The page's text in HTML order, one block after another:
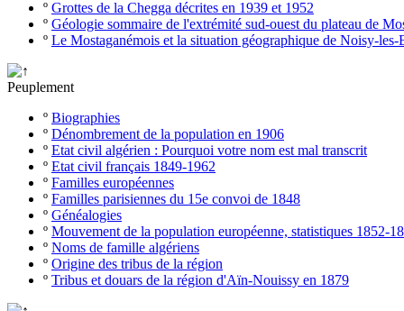
º Grottes de la Chegga décrites en 1939 et 1952
º Géologie sommaire de l'extrémité sud-ouest du plateau de
º Le Mostaganémois et la situation géographique de Noisy-les-
Peuplement
º Biographies
º Dénombrement de la population en 1906
º Etat civil algérien : Pourquoi votre nom est mal transcrit
º Etat civil français 1849-1962
º Familles européennes
º Familles parisiennes du 15e convoi de 1848
º Généalogies
º Mouvement de la population européenne, statistiques 1852-
º Noms de famille algériens
º Origine des tribus de la région
º Tribus et douars de la région d'Aïn-Nouissy en 1879